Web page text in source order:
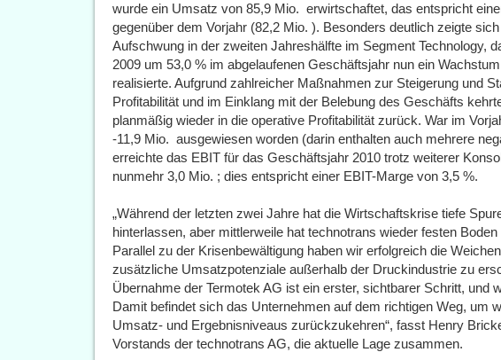
wurde ein Umsatz von 85,9 Mio.  erwirtschaftet, das entspricht
gegenüber dem Vorjahr (82,2 Mio. ). Besonders deutlich zeigte
Aufschwung in der zweiten Jahreshälfte im Segment Technology,
2009 um 53,0 % im abgelaufenen Geschäftsjahr nun ein
realisierte. Aufgrund zahlreicher Maßnahmen zur Steigerung und
Profitabilität und im Einklang mit der Belebung des Geschäfts
planmäßig wieder in die operative Profitabilität zurück. War im
-11,9 Mio.  ausgewiesen worden (darin enthalten auch mehrere
erreichte das EBIT für das Geschäftsjahr 2010 trotz weiterer
nunmehr 3,0 Mio. ; dies entspricht einer EBIT-Marge von 3,5 %.
„Während der letzten zwei Jahre hat die Wirtschaftskrise tiefe
hinterlassen, aber mittlerweile hat technotrans wieder festen
Parallel zu der Krisenbewältigung haben wir erfolgreich die
zusätzliche Umsatzpotenziale außerhalb der Druckindustrie zu
Übernahme der Termotek AG ist ein erster, sichtbarer Schritt, und
Damit befindet sich das Unternehmen auf dem richtigen Weg, um
Umsatz- und Ergebnisniveaus zurückzukehren“, fasst Henry
Vorstands der technotrans AG, die aktuelle Lage zusammen.